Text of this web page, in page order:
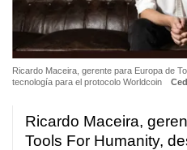
Ricardo Maceira, gerente para Europa de
tecnología para el protocolo Worldcoin
Ricardo Maceira,
Tools For Humanity,